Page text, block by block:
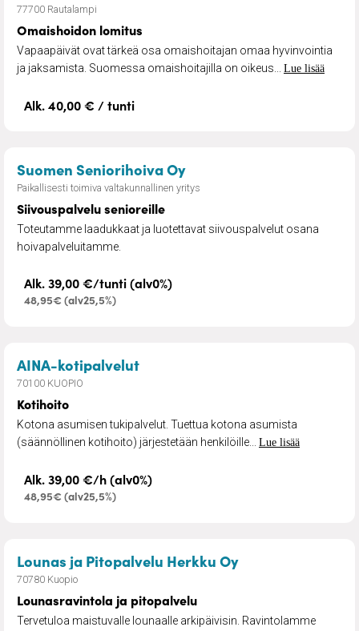
77700 Rautalampi
Omaishoidon lomitus
Vapaapäivät ovat tärkeä osa omaishoitajan omaa hyvinvointia
ja jaksamista. Suomessa omaishoitajilla on oikeus... Lue lisää
Alk. 40,00 € / tunti
Suomen Seniorihoiva Oy– Siivouspalvelu
Paikallisesti toimiva valtakunnallinen yritys
Siivouspalvelu senioreille
Toteutamme laadukkaat ja luotettavat siivouspalvelut osana
hoivapalveluitamme.
Alk. 39,00 €/tunti (alv0%)
48,95€ (alv25,5%)
AINA-kotipalvelut– Kotihoito
70100 KUOPIO
Kotihoito
Kotona asumisen tukipalvelut. Tuettua kotona asumista
(säännöllinen kotihoito) järjestetään henkilöille... Lue lisää
Alk. 39,00 €/h (alv0%)
48,95€ (alv25,5%)
Lounas ja Pitopalvelu Herkku Oy–
70780 Kuopio
Lounasravintola ja pitopalvelu
Tervetuloa maistuvalle lounaalle arkipäivisin. Ravintolamme